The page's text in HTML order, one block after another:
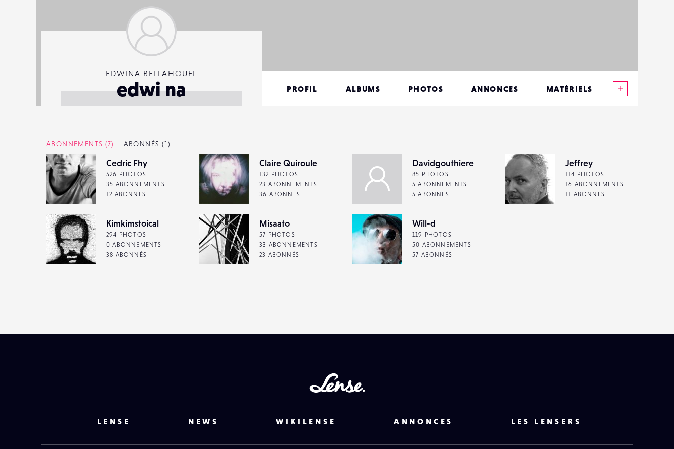
EDWINA BELLAHOUEL
edwi na PROFIL ALBUMS PHOTOS ANNONCES MATÉRIELS
FAVORIS
ABONNEMENTS (7) ABONNÉS (1)
Cedric Fhy
526 PHOTOS
35 ABONNEMENTS
12 ABONNÉS
Claire Quiroule
132 PHOTOS
23 ABONNEMENTS
36 ABONNÉS
Davidgouthiere
85 PHOTOS
5 ABONNEMENTS
5 ABONNÉS
Jeffrey
114 PHOTOS
16 ABONNEMENTS
11 ABONNÉS
Kimkimstoical
294 PHOTOS
0 ABONNEMENTS
38 ABONNÉS
Misaato
57 PHOTOS
33 ABONNEMENTS
23 ABONNÉS
Will-d
119 PHOTOS
50 ABONNEMENTS
57 ABONNÉS
LENSE NEWS WIKILENSE ANNONCES LES LENSERS